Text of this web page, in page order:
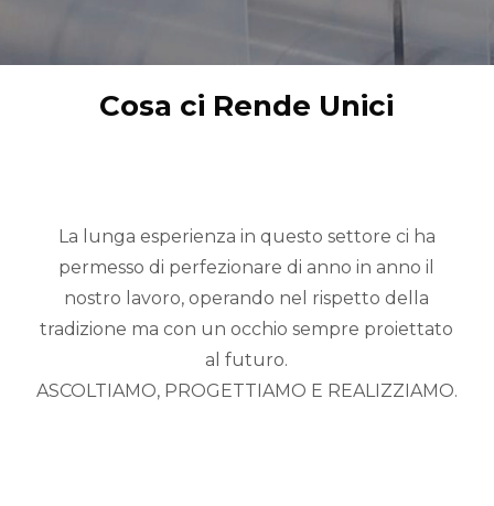
Cosa ci Rende Unici
La lunga esperienza in questo settore ci ha
permesso di perfezionare di anno in anno il
nostro lavoro, operando nel rispetto della
tradizione ma con un occhio sempre proiettato
al futuro.
ASCOLTIAMO, PROGETTIAMO E REALIZZIAMO.